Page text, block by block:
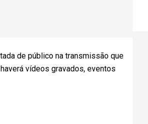
de público na transmissão que
vídeos gravados, eventos